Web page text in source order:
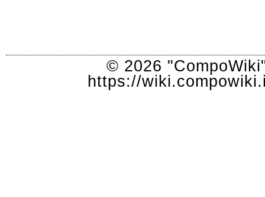
© 2026
https://